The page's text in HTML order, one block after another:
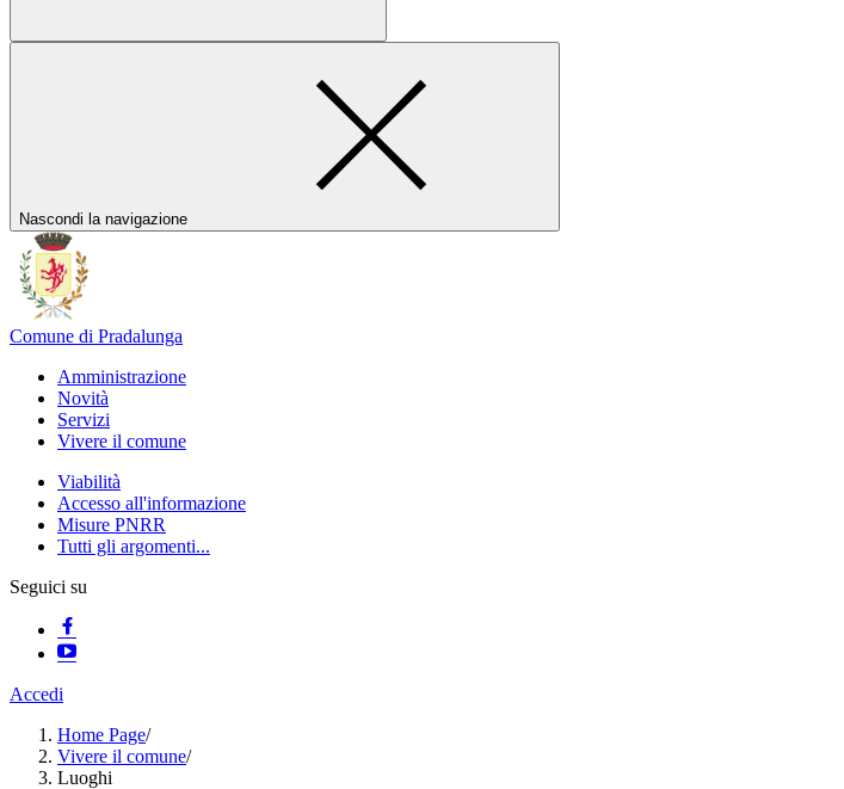
Nascondi la navigazione
Comune di Pradalunga
Amministrazione
Novità
Servizi
Vivere il comune
Viabilità
Accesso all'informazione
Misure PNRR
Tutti gli argomenti...
Seguici su
Accedi
Home Page/
Vivere il comune/
Luoghi